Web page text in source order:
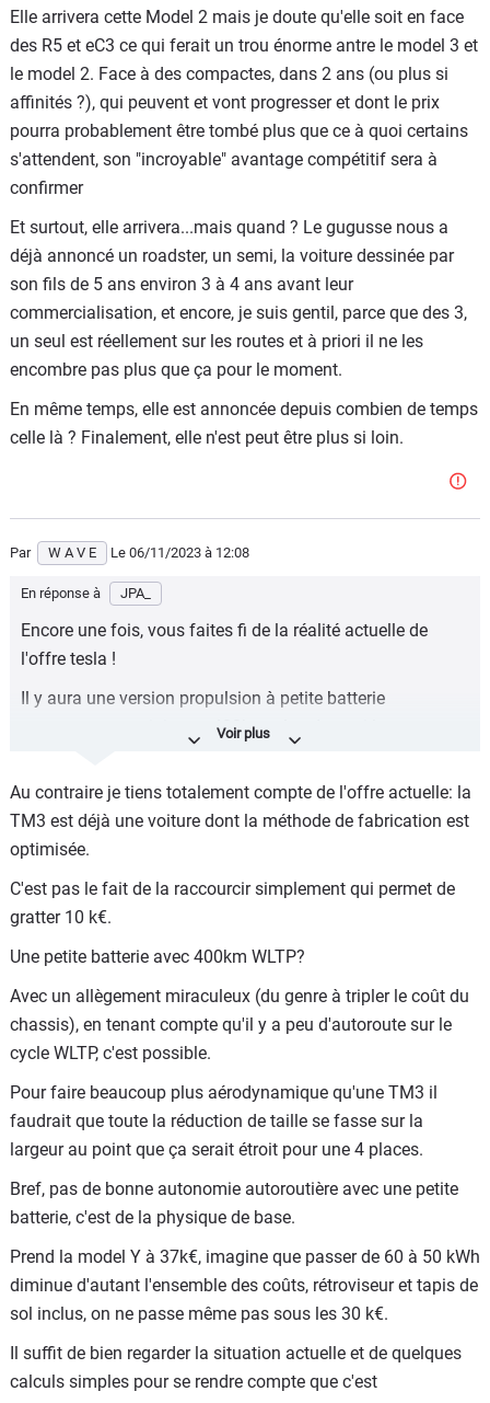
Elle arrivera cette Model 2 mais je doute qu'elle soit en face
des R5 et eC3 ce qui ferait un trou énorme antre le model 3 et
le model 2. Face à des compactes, dans 2 ans (ou plus si
affinités ?), qui peuvent et vont progresser et dont le prix
pourra probablement être tombé plus que ce à quoi certains
s'attendent, son "incroyable" avantage compétitif sera à
confirmer
Et surtout, elle arrivera...mais quand ? Le gugusse nous a
déjà annoncé un roadster, un semi, la voiture dessinée par
son fils de 5 ans environ 3 à 4 ans avant leur
commercialisation, et encore, je suis gentil, parce que des 3,
un seul est réellement sur les routes et à priori il ne les
encombre pas plus que ça pour le moment.
En même temps, elle est annoncée depuis combien de temps
celle là ? Finalement, elle n'est peut être plus si loin.
Par W A V E Le 06/11/2023 à 12:08
En réponse à JPA_
Encore une fois, vous faites fi de la réalité actuelle de
l'offre tesla !
Il y aura une version propulsion à petite batterie
permettant au minimum 400km wltp, de quoi largement
dense et fiable de la marque à 25k€ bonus déduit ! Et ça
sonnera le glas de tous les autres constructeurs prenant
leurs clients pour des vaches à lait !
Pour ceux qui ont un budget autour des 30k€/35k€, il y
aura une version grande autonomie à plus de 500km wltp
mieux de la concurrence actuelle Ex30 compris !
Et pour en revenir aux 10k€ de moins, un model Y Berlin
dont la chaîne de production existe déjà sors à 39k€ voire
37k avec des remises en fin de trimestre en France avec
une batterie de 60kWh! Alors imaginez une batterie de
50kwh, un moteur moins puissant le tout sans avoir
besoin de recréer toute une ligne de production et en
comprendrez vite qu'en visant un volume de production de
millions d'unités à l'année, on arrive vite à un bon bénéfice
en limitant les marges tout simplement
Au contraire je tiens totalement compte de l'offre actuelle: la
TM3 est déjà une voiture dont la méthode de fabrication est
optimisée.
C'est pas le fait de la raccourcir simplement qui permet de
gratter 10 k€.
Une petite batterie avec 400km WLTP?
Avec un allègement miraculeux (du genre à tripler le coût du
chassis), en tenant compte qu'il y a peu d'autoroute sur le
cycle WLTP, c'est possible.
Pour faire beaucoup plus aérodynamique qu'une TM3 il
faudrait que toute la réduction de taille se fasse sur la
largeur au point que ça serait étroit pour une 4 places.
Bref, pas de bonne autonomie autoroutière avec une petite
batterie, c'est de la physique de base.
Prend la model Y à 37k€, imagine que passer de 60 à 50 kWh
diminue d'autant l'ensemble des coûts, rétroviseur et tapis de
sol inclus, on ne passe même pas sous les 30 k€.
Il suffit de bien regarder la situation actuelle et de quelques
calculs simples pour se rendre compte que c'est